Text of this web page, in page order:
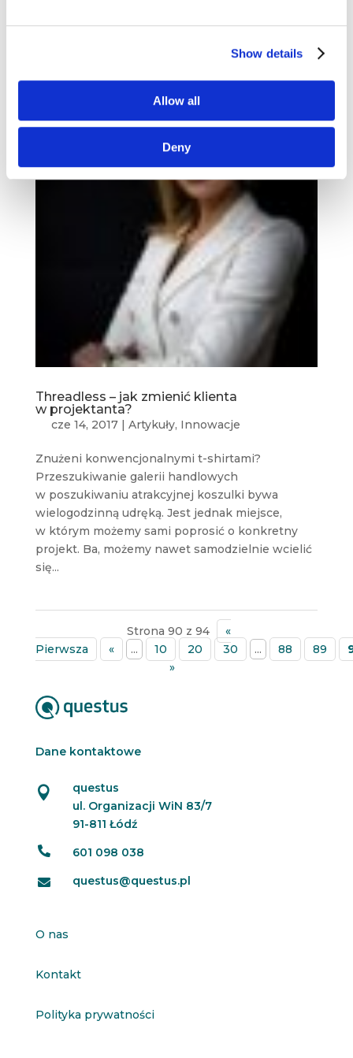
Show details
Allow all
Deny
telewizja – 22 lata, a znacznie bardziej
Threadless – jak zmienić klienta
w projektanta?
cze 14, 2017| Artykuły, Innowacje
Znużeni konwencjonalnymi t-shirtami?
Przeszukiwanie galerii handlowych
w poszukiwaniu atrakcyjnej koszulki bywa
wielogodzinną udręką. Jest jednak miejsce,
w którym możemy sami poprosić o konkretny
projekt. Ba, możemy nawet samodzielnie wcielić
się...
Strona 90 z 94
«
Pierwsza
« ... 10 20 30 ... 88 89
»
Dane kontaktowe

questus
ul. Organizacji WiN 83/7
91-811 Łódź
 601 098 038
 questus@questus.pl
O nas
Kontakt
Polityka prywatności